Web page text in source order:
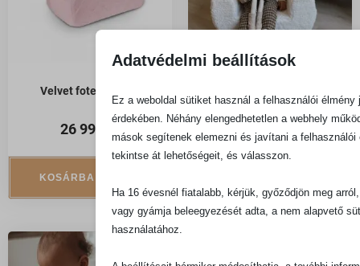
Velvet fotel – rózsa
26 990
KOSÁRBA TESZEM
49 990Ft
Adatvédelmi beállítások
Ez a weboldal sütiket használ a felhasználói élmény
érdekében. Néhány elengedhetetlen a webhely
mások segítenek elemezni és javítani a felhasználói
tekintse át lehetőségeit, és válasszon.
Ha 16 évesnél fiatalabb, kérjük, győződjön meg
vagy gyámja beleegyezését adta, a nem alapvető
használatához.